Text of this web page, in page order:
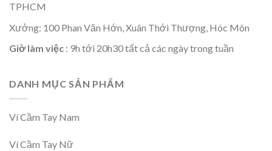
TPHCM
Xưởng: 100 Phan Văn Hớn, Xuân Thới Thượng, Hóc Môn
Giờ làm việc : 9h tới 20h30 tất cả các ngày trong tuần
DANH MỤC SẢN PHẨM
Ví Cầm Tay Nam
Ví Cầm Tay Nữ